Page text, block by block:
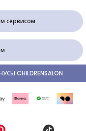
сервисом
CHILDRENSALON